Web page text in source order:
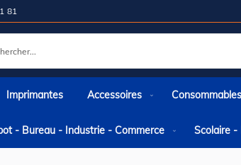
81
Imprimantes Accessoires Consommables
- Bureau - Industrie - Commerce Scolaire -